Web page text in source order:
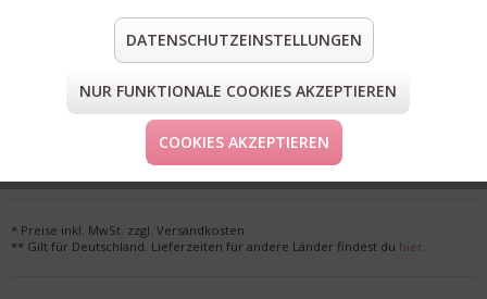
teilen
pin it mail
FORM & GRÖSSE
LIEFERUNG & KOSTENLOSE RETOURE
* Preise inkl. MwSt. zzgl. Versandkosten
** Gilt für Deutschland. Lieferzeiten für andere Länder findest du hier.
DATENSCHUTZEINSTELLUNGEN
NUR FUNKTIONALE COOKIES AKZEPTIEREN
COOKIES AKZEPTIEREN